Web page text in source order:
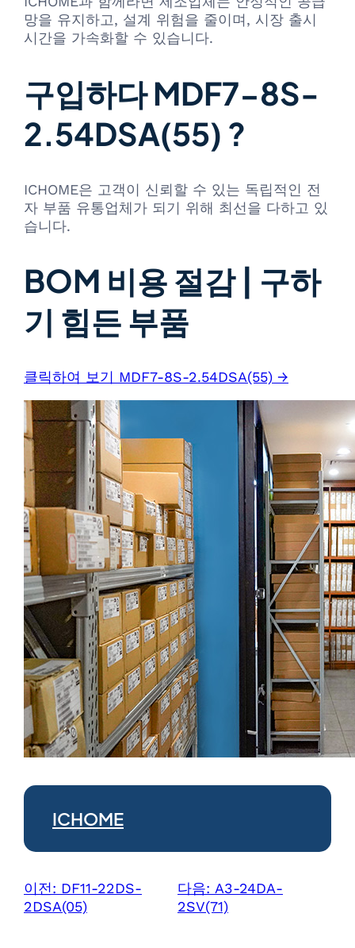
망을 유지하고, 설계 위험을 줄이며, 시장 출시
시간을 가속화할 수 있습니다.
구입하다 MDF7-8S-
2.54DSA(55) ?
ICHOME은 고객이 신뢰할 수 있는 독립적인 전
자 부품 유통업체가 되기 위해 최선을 다하고 있
습니다.
BOM 비용 절감 | 구하
기 힘든 부품
클릭하여 보기 MDF7-8S-2.54DSA(55) →
ICHOME
이전: DF11-22DS-
2DSA(05)
다음: A3-24DA-
2SV(71)